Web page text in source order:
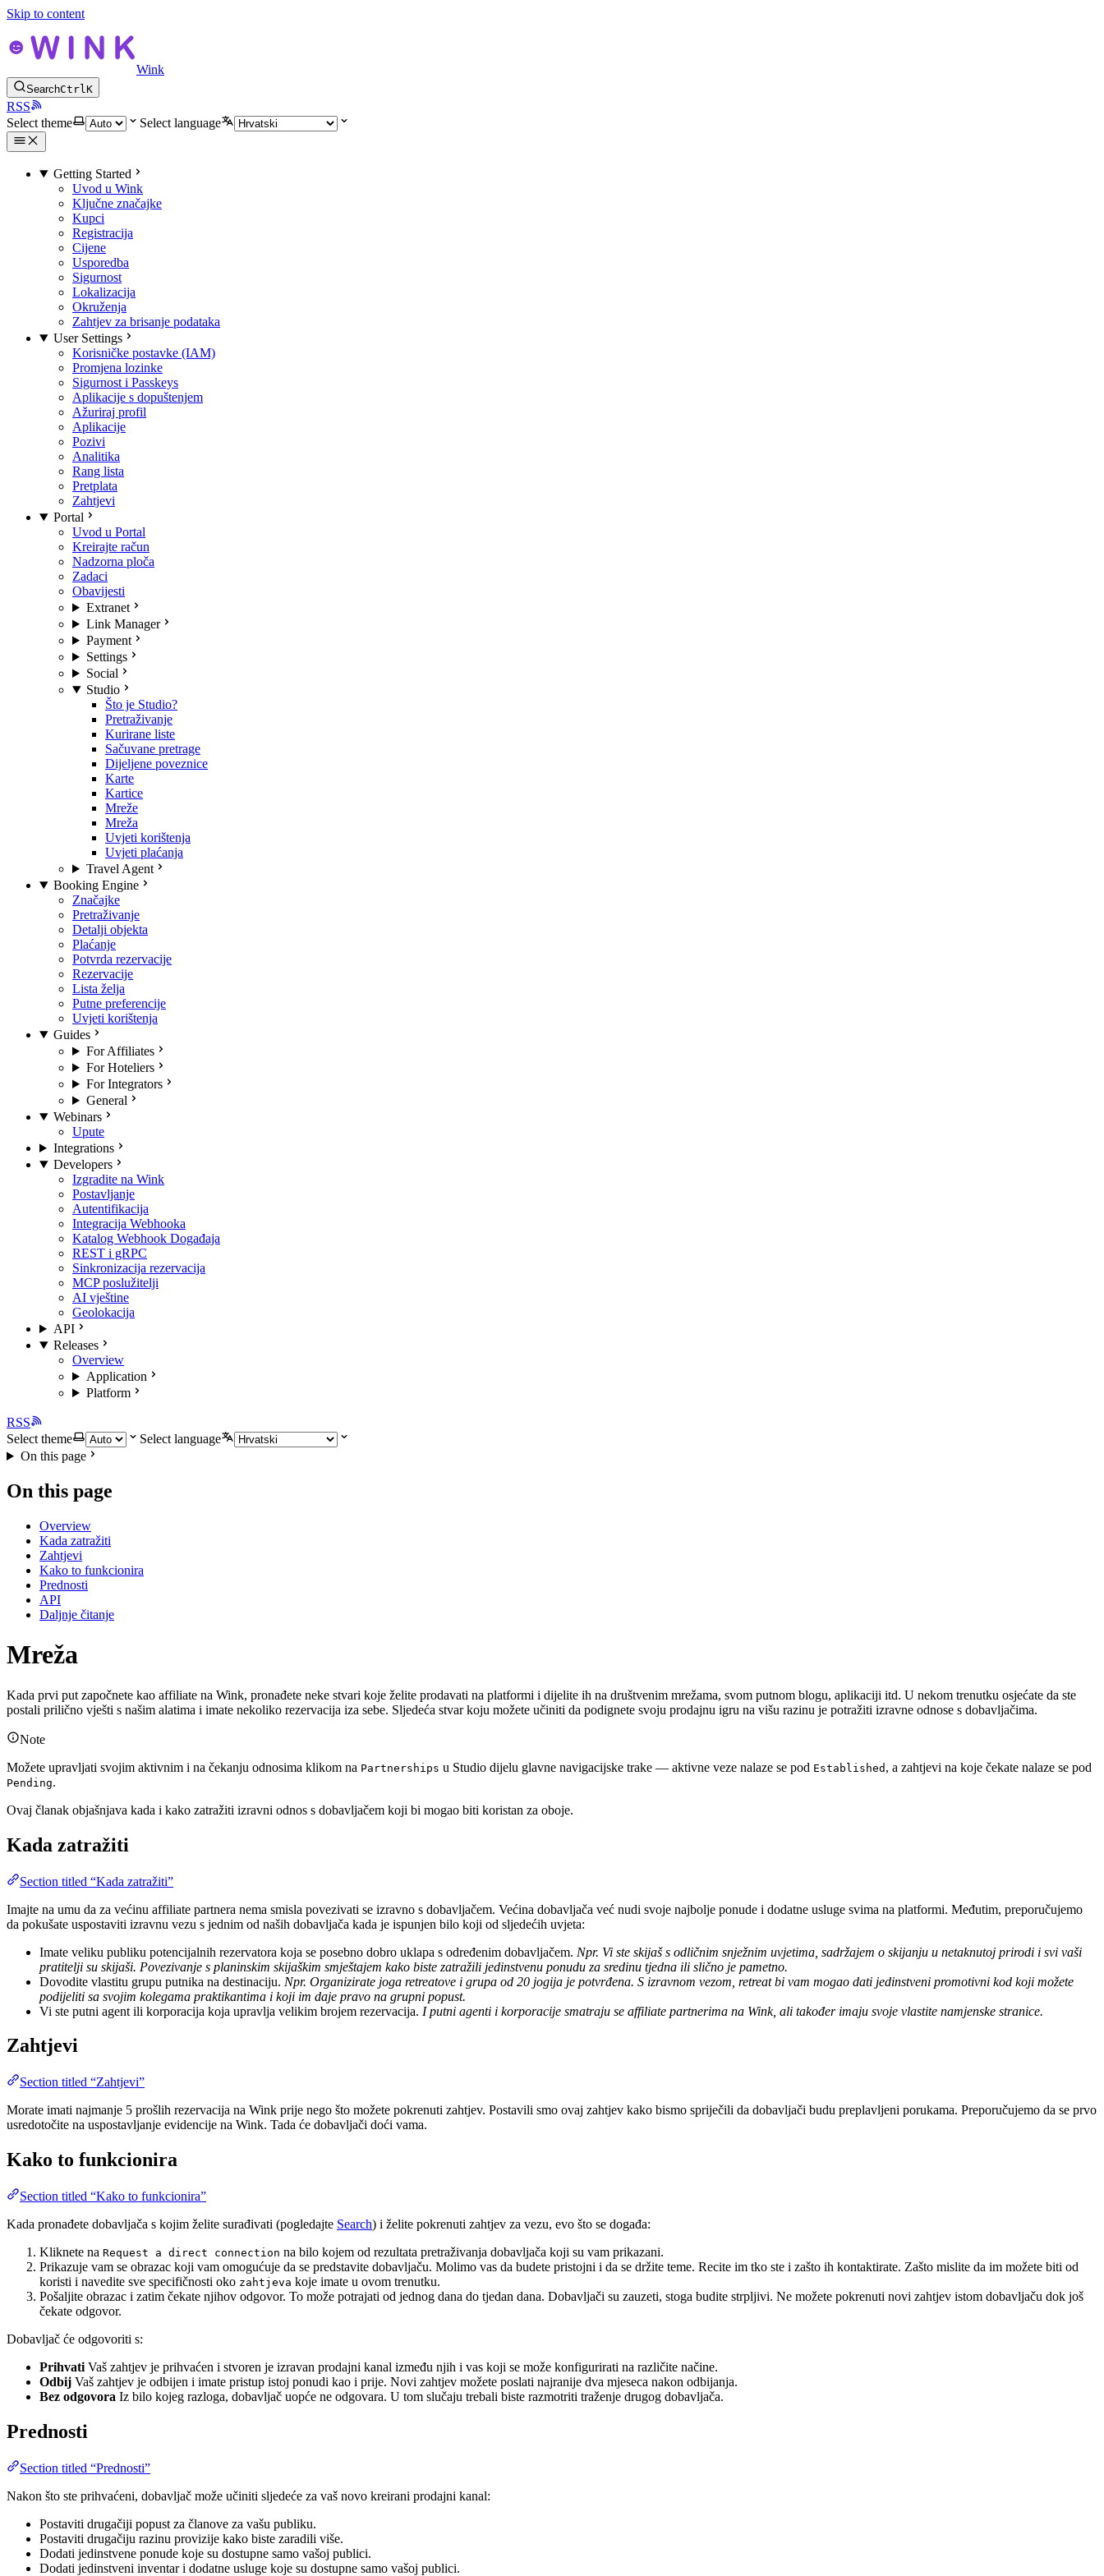
Skip to content
Wink
SearchCtrlK
RSS
Select theme
Select language
Getting Started
Uvod u Wink
Ključne značajke
Kupci
Registracija
Cijene
Usporedba
Sigurnost
Lokalizacija
Okruženja
Zahtjev za brisanje podataka
User Settings
Korisničke postavke (IAM)
Promjena lozinke
Sigurnost i Passkeys
Aplikacije s dopuštenjem
Ažuriraj profil
Aplikacije
Pozivi
Analitika
Rang lista
Pretplata
Zahtjevi
Portal
Uvod u Portal
Kreirajte račun
Nadzorna ploča
Zadaci
Obavijesti
Extranet
Link Manager
Payment
Settings
Social
Studio
Što je Studio?
Pretraživanje
Kurirane liste
Sačuvane pretrage
Dijeljene poveznice
Karte
Kartice
Mreže
Mreža
Uvjeti korištenja
Uvjeti plaćanja
Travel Agent
Booking Engine
Značajke
Pretraživanje
Detalji objekta
Plaćanje
Potvrda rezervacije
Rezervacije
Lista želja
Putne preferencije
Uvjeti korištenja
Guides
For Affiliates
For Hoteliers
For Integrators
General
Webinars
Upute
Integrations
Developers
Izgradite na Wink
Postavljanje
Autentifikacija
Integracija Webhooka
Katalog Webhook Događaja
REST i gRPC
Sinkronizacija rezervacija
MCP poslužitelji
AI vještine
Geolokacija
API
Releases
Overview
Application
Platform
RSS
Select theme
Select language
On this page
On this page
Overview
Kada zatražiti
Zahtjevi
Kako to funkcionira
Prednosti
API
Daljnje čitanje
Mreža
Kada prvi put započnete kao affiliate na Wink, pronađete neke stvari koje želite prodavati na platformi i dijelite ih na društvenim mrežama, svom putnom blogu, aplikaciji itd. U nekom trenutku osjećate da ste
postali prilično vješti s našim alatima i imate nekoliko rezervacija iza sebe. Sljedeća stvar koju možete učiniti da podignete svoju prodajnu igru na višu razinu je potražiti izravne odnose s dobavljačima.
Note
Možete upravljati svojim aktivnim i na čekanju odnosima klikom na Partnerships u Studio dijelu glavne navigacijske trake — aktivne veze nalaze se pod Established , a zahtjevi na koje čekate nalaze se pod
Pending.
Ovaj članak objašnjava kada i kako zatražiti izravni odnos s dobavljačem koji bi mogao biti koristan za oboje.
Kada zatražiti
Section titled “Kada zatražiti”
Imajte na umu da za većinu affiliate partnera nema smisla povezivati se izravno s dobavljačem. Većina dobavljača već nudi svoje najbolje ponude i dodatne usluge svima na platformi. Međutim, preporučujemo
da pokušate uspostaviti izravnu vezu s jednim od naših dobavljača kada je ispunjen bilo koji od sljedećih uvjeta:
Imate veliku publiku potencijalnih rezervatora koja se posebno dobro uklapa s određenim dobavljačem. Npr. Vi ste skijaš s odličnim snježnim uvjetima, sadržajem o skijanju u netaknutoj prirodi i svi vaši
pratitelji su skijaši. Povezivanje s planinskim skijaškim smještajem kako biste zatražili jedinstvenu ponudu za sredinu tjedna ili slično je pametno.
Dovodite vlastitu grupu putnika na destinaciju. Npr. Organizirate joga retreatove i grupa od 20 jogija je potvrđena. S izravnom vezom, retreat bi vam mogao dati jedinstveni promotivni kod koji možete
podijeliti sa svojim kolegama praktikantima i koji im daje pravo na grupni popust.
Vi ste putni agent ili korporacija koja upravlja velikim brojem rezervacija. I putni agenti i korporacije smatraju se affiliate partnerima na Wink, ali također imaju svoje vlastite namjenske stranice.
Zahtjevi
Section titled “Zahtjevi”
Morate imati najmanje 5 prošlih rezervacija na Wink prije nego što možete pokrenuti zahtjev. Postavili smo ovaj zahtjev kako bismo spriječili da dobavljači budu preplavljeni porukama. Preporučujemo da se prvo
usredotočite na uspostavljanje evidencije na Wink. Tada će dobavljači doći vama.
Kako to funkcionira
Section titled “Kako to funkcionira”
Kada pronađete dobavljača s kojim želite surađivati (pogledajte Search) i želite pokrenuti zahtjev za vezu, evo što se događa:
Kliknete na Request a direct connection na bilo kojem od rezultata pretraživanja dobavljača koji su vam prikazani.
Prikazuje vam se obrazac koji vam omogućuje da se predstavite dobavljaču. Molimo vas da budete pristojni i da se držite teme. Recite im tko ste i zašto ih kontaktirate. Zašto mislite da im možete biti od
koristi i navedite sve specifičnosti oko zahtjeva koje imate u ovom trenutku.
Pošaljite obrazac i zatim čekate njihov odgovor. To može potrajati od jednog dana do tjedan dana. Dobavljači su zauzeti, stoga budite strpljivi. Ne možete pokrenuti novi zahtjev istom dobavljaču dok još
čekate odgovor.
Dobavljač će odgovoriti s:
Prihvati Vaš zahtjev je prihvaćen i stvoren je izravan prodajni kanal između njih i vas koji se može konfigurirati na različite načine.
Odbij Vaš zahtjev je odbijen i imate pristup istoj ponudi kao i prije. Novi zahtjev možete poslati najranije dva mjeseca nakon odbijanja.
Bez odgovora Iz bilo kojeg razloga, dobavljač uopće ne odgovara. U tom slučaju trebali biste razmotriti traženje drugog dobavljača.
Prednosti
Section titled “Prednosti”
Nakon što ste prihvaćeni, dobavljač može učiniti sljedeće za vaš novo kreirani prodajni kanal:
Postaviti drugačiji popust za članove za vašu publiku.
Postaviti drugačiju razinu provizije kako biste zaradili više.
Dodati jedinstvene ponude koje su dostupne samo vašoj publici.
Dodati jedinstveni inventar i dodatne usluge koje su dostupne samo vašoj publici.